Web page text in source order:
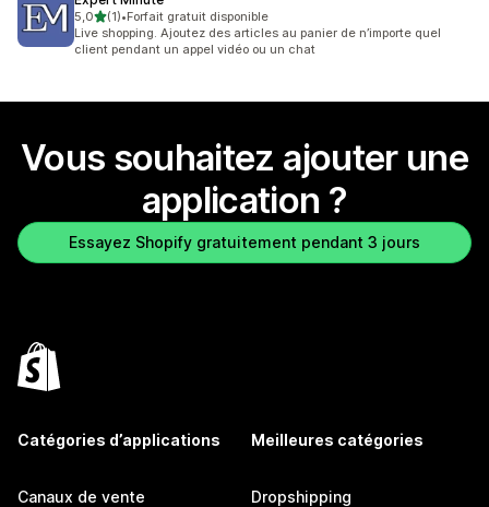
5,0étoile(s) sur 5
(1)
1 avis au total
•Forfait gratuit disponible
Live shopping. Ajoutez des articles au panier de n’importe quel
client pendant un appel vidéo ou un chat
Vous souhaitez ajouter une
application ?
Essayez Shopify gratuitement pendant 3 jours
Catégories d’applications
Canaux de vente
Meilleures catégories
Dropshipping